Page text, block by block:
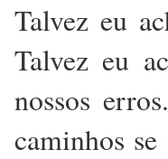
Talvez eu
Talvez eu
nossos
caminhos